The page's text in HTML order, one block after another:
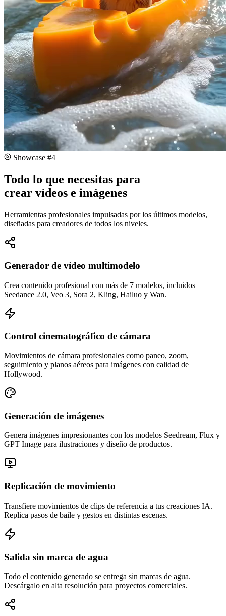
#4
Todo lo que necesitas para
crear vídeos e imágenes
Herramientas profesionales impulsadas por los últimos modelos,
diseñadas para creadores de todos los niveles.
Generador de vídeo multimodelo
Crea contenido profesional con más de 7 modelos, incluidos
Seedance 2.0, Veo 3, Sora 2, Kling, Hailuo y Wan.
Control cinematográfico de cámara
Movimientos de cámara profesionales como paneo, zoom,
seguimiento y planos aéreos para imágenes con calidad de
Hollywood.
Generación de imágenes
Genera imágenes impresionantes con los modelos Seedream, Flux y
GPT Image para ilustraciones y diseño de productos.
Replicación de movimiento
Transfiere movimientos de clips de referencia a tus creaciones IA.
Replica pasos de baile y gestos en distintas escenas.
Salida sin marca de agua
Todo el contenido generado se entrega sin marcas de agua.
Descárgalo en alta resolución para proyectos comerciales.